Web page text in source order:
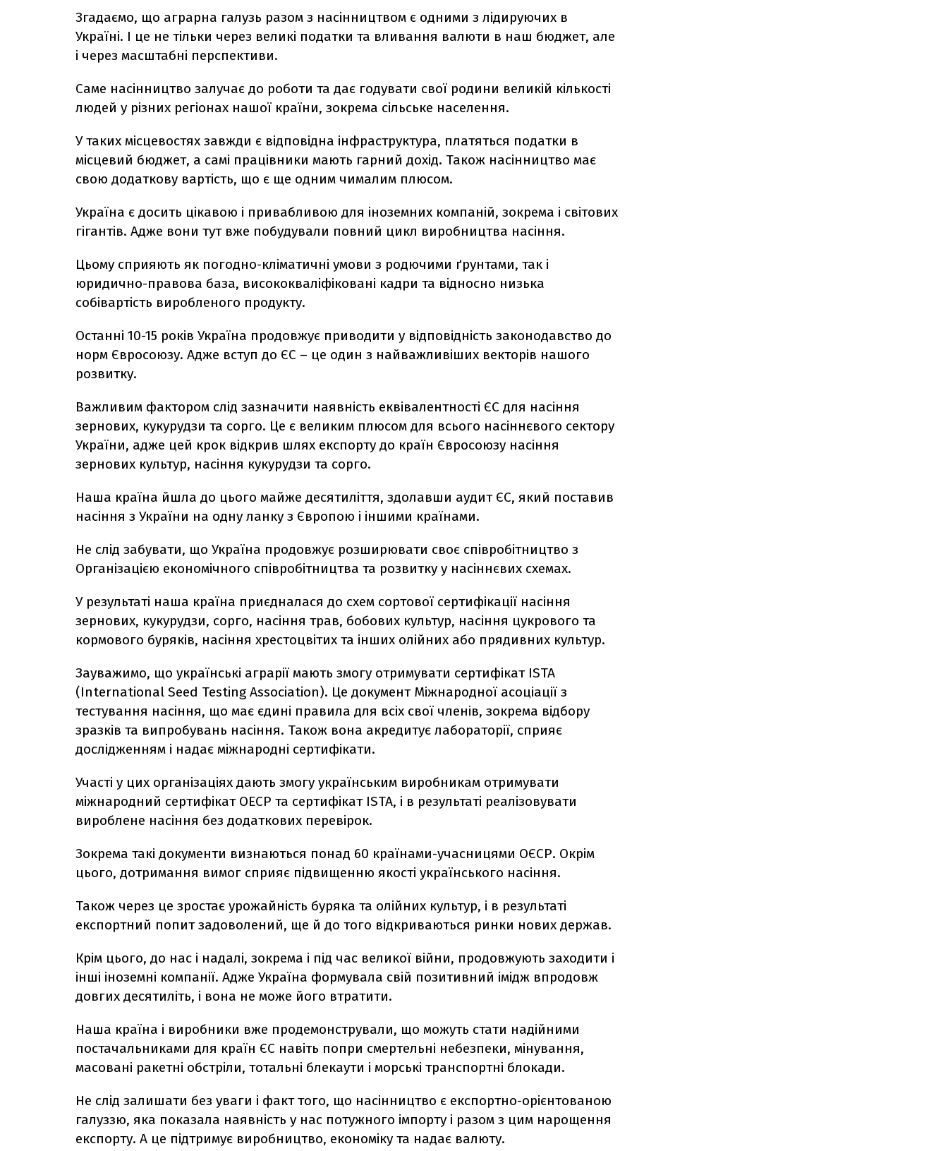
Згадаємо, що аграрна галузь разом з насінництвом є одними з лідируючих в
Україні. І це не тільки через великі податки та вливання валюти в наш бюджет, але
і через масштабні перспективи.
Саме насінництво залучає до роботи та дає годувати свої родини великій кількості
людей у різних регіонах нашої країни, зокрема сільське населення.
У таких місцевостях завжди є відповідна інфраструктура, платяться податки в
місцевий бюджет, а самі працівники мають гарний дохід. Також насінництво має
свою додаткову вартість, що є ще одним чималим плюсом.
Україна є досить цікавою і привабливою для іноземних компаній, зокрема і світових
гігантів. Адже вони тут вже побудували повний цикл виробництва насіння.
Цьому сприяють як погодно-кліматичні умови з родючими ґрунтами, так і
юридично-правова база, висококваліфіковані кадри та відносно низька
собівартість виробленого продукту.
Останні 10-15 років Україна продовжує приводити у відповідність законодавство до
норм Євросоюзу. Адже вступ до ЄС – це один з найважливіших векторів нашого
розвитку.
Важливим фактором слід зазначити наявність еквівалентності ЄС для насіння
зернових, кукурудзи та сорго. Це є великим плюсом для всього насіннєвого сектору
України, адже цей крок відкрив шлях експорту до країн Євросоюзу насіння
зернових культур, насіння кукурудзи та сорго.
Наша країна йшла до цього майже десятиліття, здолавши аудит ЄС, який поставив
насіння з України на одну ланку з Європою і іншими країнами.
Не слід забувати, що Україна продовжує розширювати своє співробітництво з
Організацією економічного співробітництва та розвитку у насіннєвих схемах.
У результаті наша країна приєдналася до схем сортової сертифікації насіння
зернових, кукурудзи, сорго, насіння трав, бобових культур, насіння цукрового та
кормового буряків, насіння хрестоцвітих та інших олійних або прядивних культур.
Зауважимо, що українські аграрії мають змогу отримувати сертифікат ISTA
(International Seed Testing Association). Це документ Міжнародної асоціації з
тестування насіння, що має єдині правила для всіх свої членів, зокрема відбору
зразків та випробувань насіння. Також вона акредитує лабораторії, сприяє
дослідженням і надає міжнародні сертифікати.
Участі у цих організаціях дають змогу українським виробникам отримувати
міжнародний сертифікат ОЕСР та сертифікат ISTA, і в результаті реалізовувати
вироблене насіння без додаткових перевірок.
Зокрема такі документи визнаються понад 60 країнами-учасницями ОЄСР. Окрім
цього, дотримання вимог сприяє підвищенню якості українського насіння.
Також через це зростає урожайність буряка та олійних культур, і в результаті
експортний попит задоволений, ще й до того відкриваються ринки нових держав.
Крім цього, до нас і надалі, зокрема і під час великої війни, продовжують заходити і
інші іноземні компанії. Адже Україна формувала свій позитивний імідж впродовж
довгих десятиліть, і вона не може його втратити.
Наша країна і виробники вже продемонстрували, що можуть стати надійними
постачальниками для країн ЄС навіть попри смертельні небезпеки, мінування,
масовані ракетні обстріли, тотальні блекаути і морські транспортні блокади.
Не слід залишати без уваги і факт того, що насінництво є експортно-орієнтованою
галуззю, яка показала наявність у нас потужного імпорту і разом з цим нарощення
експорту. А це підтримує виробництво, економіку та надає валюту.